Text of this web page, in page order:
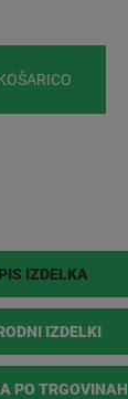
IZDELKA
IZDELKI
PO TRGOVINAH